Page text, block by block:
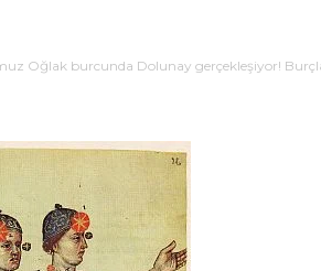
Oğlak burcunda Dolunay gerçekleşiyor!